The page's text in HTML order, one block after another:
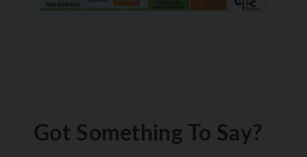
Got Something To Say?